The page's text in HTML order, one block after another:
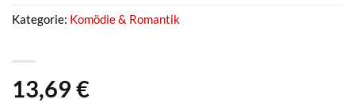
13,69 €
Kategorie: Komödie & Romantik